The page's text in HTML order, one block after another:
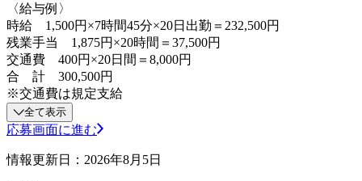
〈給与例〉
時給 1,500円×7時間45分×20日出勤＝232,500円
残業手当 1,875円×20時間＝37,500円
交通費 400円×20日間＝8,000円
合 計 300,500円
※交通費は規定支給
全て表示
応募画面に進む
情報更新日：2026年8月5日